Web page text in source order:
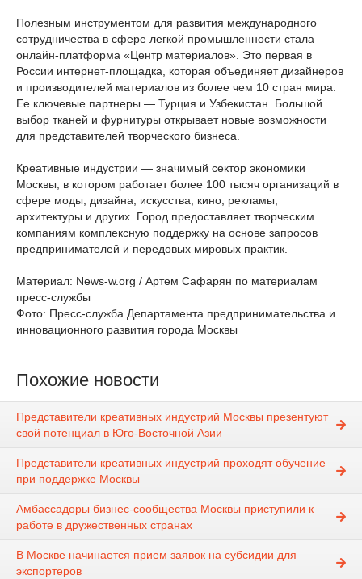
Полезным инструментом для развития международного
сотрудничества в сфере легкой промышленности стала
онлайн-платформа «Центр материалов». Это первая в
России интернет-площадка, которая объединяет дизайнеров
и производителей материалов из более чем 10 стран мира.
Ее ключевые партнеры — Турция и Узбекистан. Большой
выбор тканей и фурнитуры открывает новые возможности
для представителей творческого бизнеса.
Креативные индустрии — значимый сектор экономики
Москвы, в котором работает более 100 тысяч организаций в
сфере моды, дизайна, искусства, кино, рекламы,
архитектуры и других. Город предоставляет творческим
компаниям комплексную поддержку на основе запросов
предпринимателей и передовых мировых практик.
Материал: News-w.org / Артем Сафарян по материалам
пресс-службы
Фото: Пресс-служба Департамента предпринимательства и
инновационного развития города Москвы
Похожие новости
Представители креативных индустрий Москвы презентуют
свой потенциал в Юго-Восточной Азии
Представители креативных индустрий проходят обучение
при поддержке Москвы
Амбассадоры бизнес-сообщества Москвы приступили к
работе в дружественных странах
В Москве начинается прием заявок на субсидии для
экспортеров